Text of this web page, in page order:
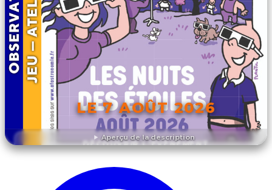
Aperçu de la description
LE 7 AOÛT 2026
DÉCOUVRIR L'ÉVÉNEMENT